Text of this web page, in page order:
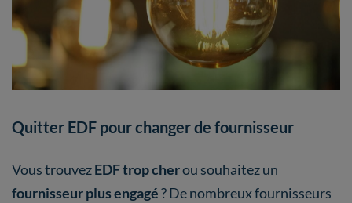
Quitter EDF pour changer de fournisseur
Vous trouvezEDF trop cherou souhaitez un
fournisseur plus engagé? De nombreux fournisseurs